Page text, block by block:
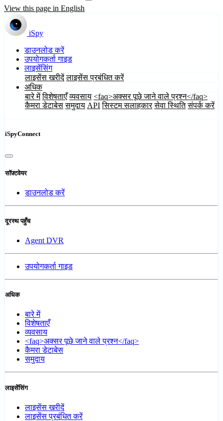
View this page in English
iSpy
डाउनलोड करें
उपयोगकर्ता गाइड
लाइसेंसिंग
लाइसेंस खरीदें लाइसेंस प्रबंधित करें
अधिक
बारे में विशेषताएँ व्यवसाय <faq>अक्सर पूछे जाने वाले प्रश्न</faq>
कैमरा डेटाबेस समुदाय API सिस्टम सलाहकार सेवा स्थिति संपर्क करें
iSpyConnect
सॉफ़्टवेयर
डाउनलोड करें
दूरस्थ पहुँच
Agent DVR
उपयोगकर्ता गाइड
अधिक
बारे में
विशेषताएँ
व्यवसाय
<faq>अक्सर पूछे जाने वाले प्रश्न</faq>
कैमरा डेटाबेस
समुदाय
लाइसेंसिंग
लाइसेंस खरीदें
लाइसेंस प्रबंधित करें